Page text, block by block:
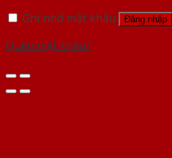
Ghi nhớ mật khẩu
Đăng nhập
Quên mật khẩu?